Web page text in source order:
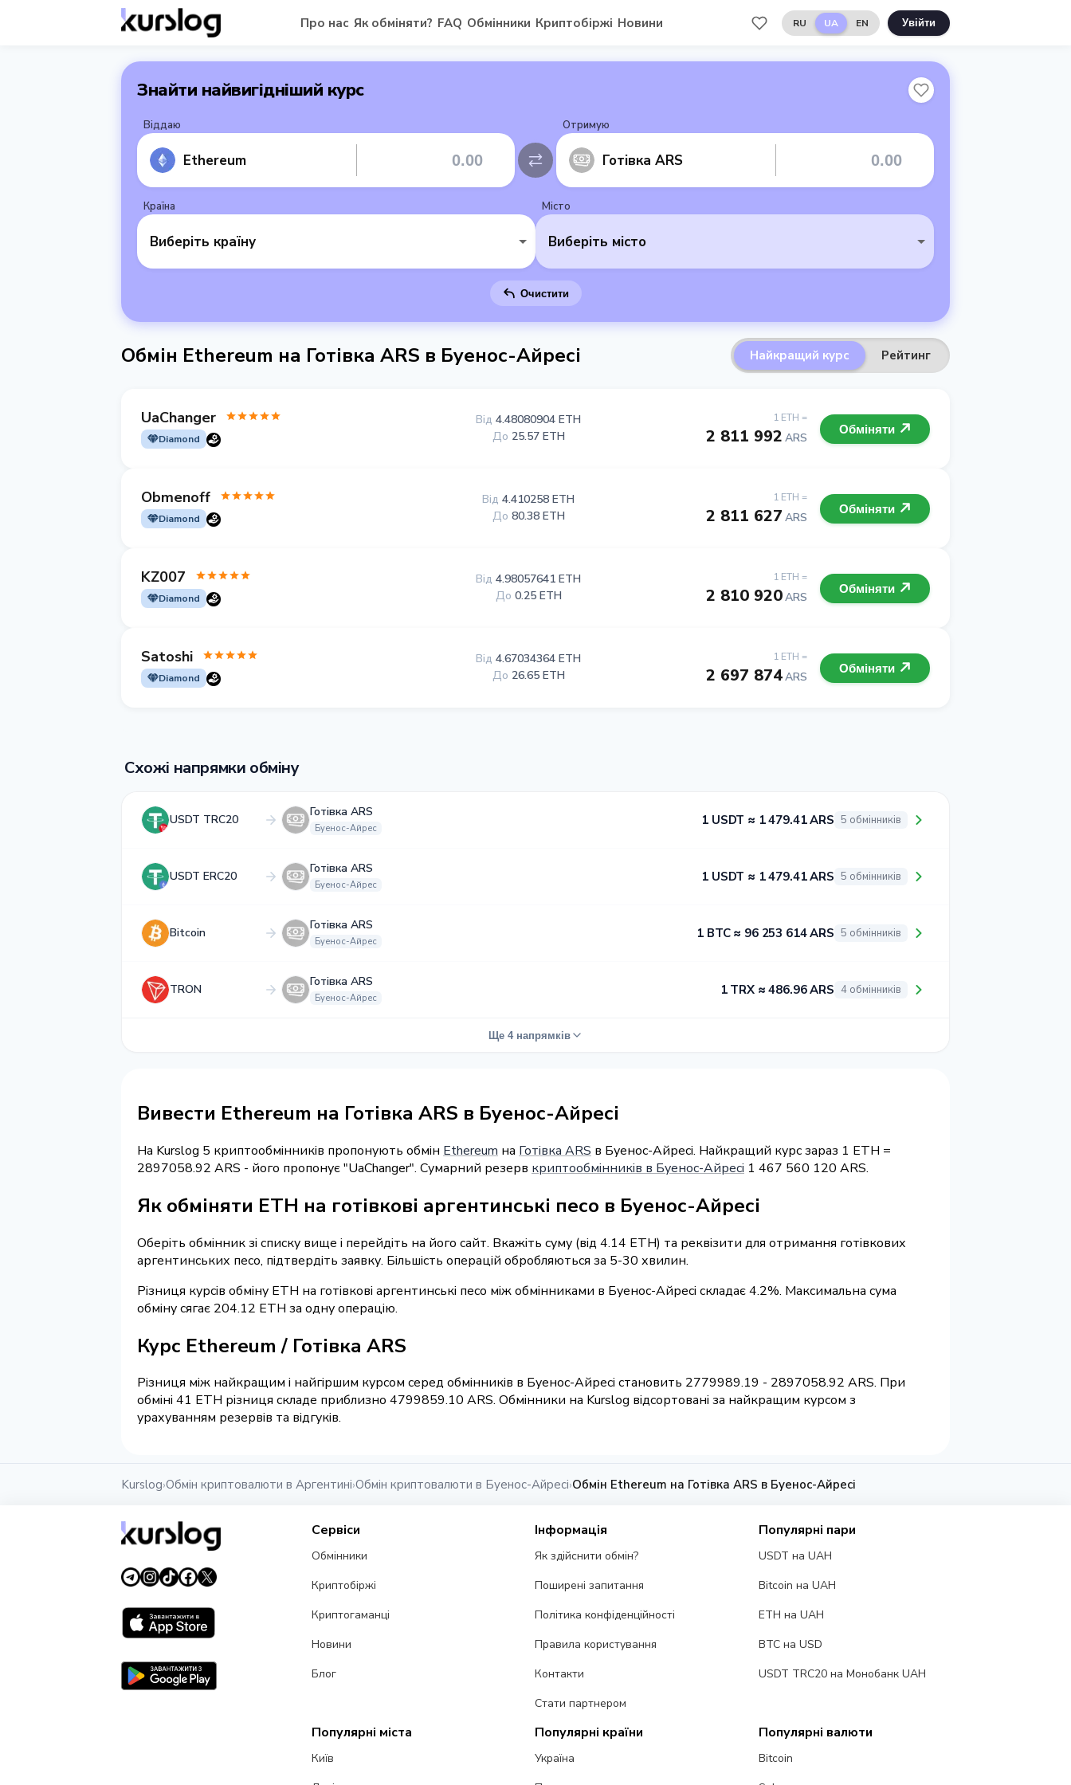
Про нас Як обміняти? FAQ Обмінники Криптобіржі Новини RU UA EN Увійти
Знайти найвигідніший курс
Віддаю
Ethereum
Отримую
Готівка ARS
Країна
Виберіть країну
Місто
Виберіть місто
Очистити
Обмін Ethereum на Готівка ARS в Буенос-Айресі Найкращий курс Рейтинг
UaChanger
Diamond
1 ETH =
2 811 992 ARS
Від 4.48080904 ETH
До 25.57 ETH Обміняти
Obmenoff
Diamond
1 ETH =
2 811 627 ARS
Від 4.410258 ETH
До 80.38 ETH Обміняти
KZ007
Diamond
1 ETH =
2 810 920ARS
Від 4.98057641 ETH
До 0.25 ETH Обміняти
Satoshi
Diamond
1 ETH =
2 697 874ARS
Від 4.67034364 ETH
До 26.65 ETH Обміняти
Схожі напрямки обміну
USDT TRC20
Готівка ARS
Буенос-Айрес
1 USDT ≈ 1 479.41 ARS 5 обмінників
USDT ERC20
Готівка ARS
Буенос-Айрес
1 USDT ≈ 1 479.41 ARS 5 обмінників
Bitcoin
Готівка ARS
Буенос-Айрес
1 BTC ≈ 96 253 614 ARS 5 обмінників
TRON
Готівка ARS
Буенос-Айрес
1 TRX ≈ 486.96 ARS 4 обмінників
Ще 4 напрямків
Вивести Ethereum на Готівка ARS в Буенос-Айресі
На Kurslog 5 криптообмінників пропонують обмін Ethereum на Готівка ARS в Буенос-Айресі. Найкращий курс зараз 1 ETH =
2897058.92 ARS - його пропонує "UaChanger". Сумарний резерв криптообмінників в Буенос-Айресі 1 467 560 120 ARS.
Як обміняти ETH на готівкові аргентинські песо в Буенос-Айресі
Оберіть обмінник зі списку вище і перейдіть на його сайт. Вкажіть суму (від 4.14 ETH) та реквізити для отримання готівкових
аргентинських песо, підтвердіть заявку. Більшість операцій обробляються за 5-30 хвилин.
Різниця курсів обміну ETH на готівкові аргентинські песо між обмінниками в Буенос-Айресі складає 4.2%. Максимальна сума
обміну сягає 204.12 ETH за одну операцію.
Курс Ethereum / Готівка ARS
Різниця між найкращим і найгіршим курсом серед обмінників в Буенос-Айресі становить 2779989.19 - 2897058.92 ARS. При
обміні 41 ETH різниця складе приблизно 4799859.10 ARS. Обмінники на Kurslog відсортовані за найкращим курсом з
урахуванням резервів та відгуків.
Kurslog›Обмін криптовалюти в Аргентині›Обмін криптовалюти в Буенос-Айресі›Обмін Ethereum на Готівка ARS в Буенос-Айресі
Сервіси
Обмінники
Криптобіржі
Криптогаманці
Новини
Блог
Інформація
Як здійснити обмін?
Поширені запитання
Політика конфіденційності
Правила користування
Контакти
Стати партнером
Популярні пари
USDT на UAH
Bitcoin на UAH
ETH на UAH
BTC на USD
USDT TRC20 на Монобанк UAH
Популярні міста
Київ
Популярні країни
Україна
Популярні валюти
Bitcoin